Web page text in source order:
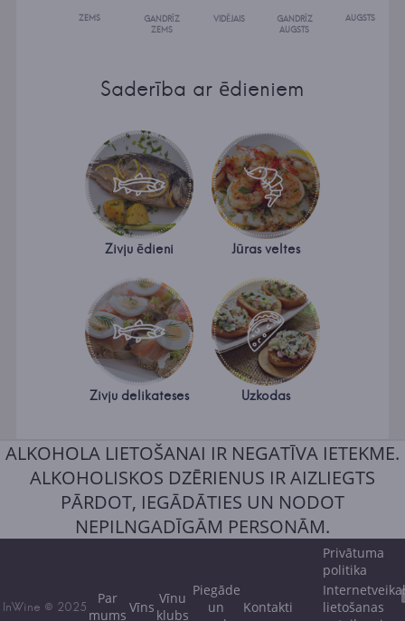
ZEMS
GANDRĪZ
ZEMS
VIDĒJAIS
GANDRĪZ
AUGSTS
AUGSTS
Saderība ar ēdieniem
Zivju ēdieni Jūras veltes
Zivju delikateses Uzkodas
ALKOHOLA LIETOŠANAI IR NEGATĪVA IETEKME.
ALKOHOLISKOS DZĒRIENUS IR AIZLIEGTS
PĀRDOT, IEGĀDĀTIES UN NODOT
NEPILNGADĪGĀM PERSONĀM.
InWine © 2025
Par
mums Vīns Vīnu
klubs
Piegāde
un
Kontakti
Privātuma
politika
lietošanas